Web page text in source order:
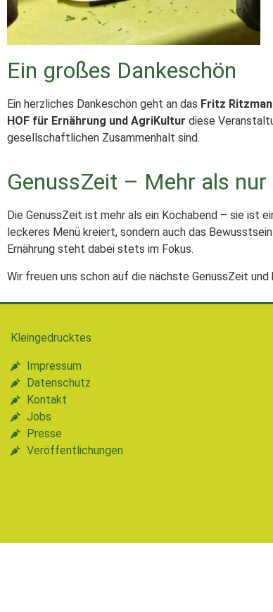
Ein großes Dankeschön
Ein herzliches Dankeschön geht an das Fritz
HOF für Ernährung und AgriKultur diese
gesellschaftlichen Zusammenhalt sind.
GenussZeit – Mehr als nur
Die GenussZeit ist mehr als ein Kochabend – sie ist
leckeres Menü kreiert, sondern auch das
Ernährung steht dabei stets im Fokus.
Wir freuen uns schon auf die nächste GenussZeit
Kleingedrucktes
Impressum
Datenschutz
Kontakt
Jobs
Presse
Veröffentlichungen